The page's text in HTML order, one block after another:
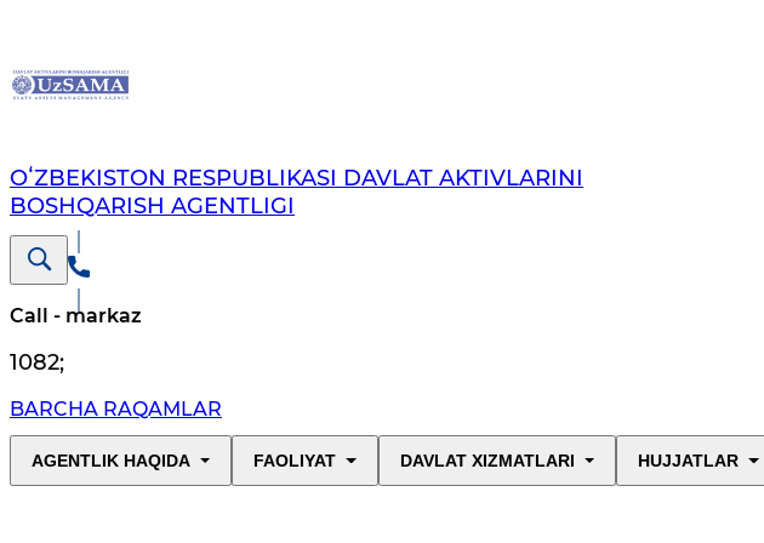
OʻZBEKISTON RESPUBLIKASI DAVLAT AKTIVLARINI
BOSHQARISH AGENTLIGI
Call - markaz
1082;
BARCHA RAQAMLAR
AGENTLIK HAQIDA FAOLIYAT DAVLAT XIZMATLARI HUJJATLAR